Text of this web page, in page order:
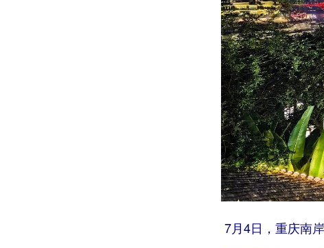
7月4日，重庆南